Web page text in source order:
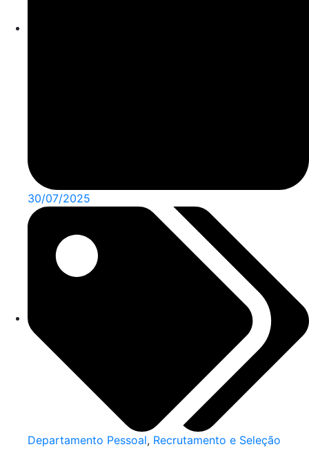
30/07/2025
Departamento Pessoal, Recrutamento e Seleção